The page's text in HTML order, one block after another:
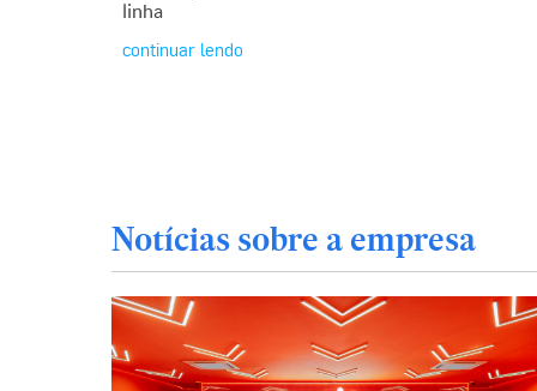
linha
continuar lendo
Notícias sobre a empresa